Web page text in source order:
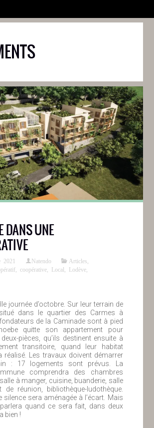
DANS UNE
2021 Natendo Articles
,coopérative Local Lodève
journée d’octobre. Sur leur terrain de
dans le quartier des Carmes à
fondateurs de la Caminade sont à pied
quitte son appartement pour
pièces, qu’ils destinent ensuite à
transitoire, quand leur habitat
réalisé. Les travaux doivent démarrer
: 17 logements sont prévus. La
comprendra des chambres
à manger, cuisine, buanderie, salle
de réunion, bibliothèque-ludothèque.
silence sera aménagée à l’écart. Mais
quand ce sera fait, dans deux
bien !